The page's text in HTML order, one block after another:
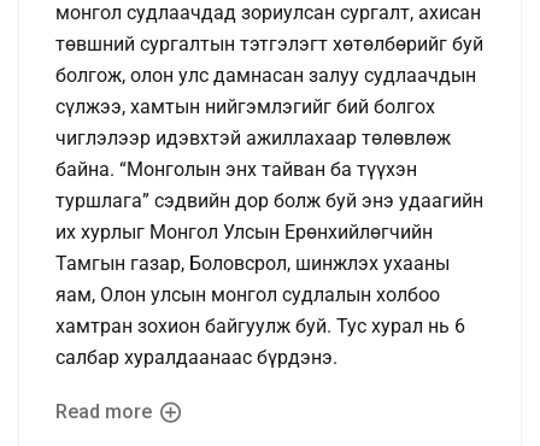
монгол судлаачдад зориулсан сургалт, ахисан
төвшний сургалтын тэтгэлэгт хөтөлбөрийг буй
болгож, олон улс дамнасан залуу судлаачдын
сүлжээ, хамтын нийгэмлэгийг бий болгох
чиглэлээр идэвхтэй ажиллахаар төлөвлөж
байна. “Монголын энх тайван ба түүхэн
туршлага” сэдвийн дор болж буй энэ удаагийн
их хурлыг Монгол Улсын Ерөнхийлөгчийн
Тамгын газар, Боловсрол, шинжлэх ухааны
яам, Олон улсын монгол судлалын холбоо
хамтран зохион байгуулж буй. Тус хурал нь 6
салбар хуралдаанаас бүрдэнэ.
Read more